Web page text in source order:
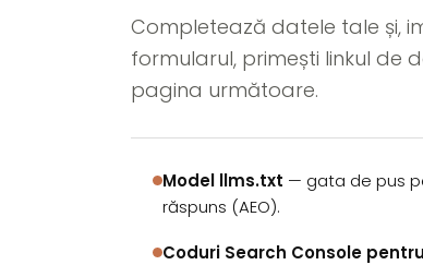
Completează datele tale și,
formularul, primești linkul de
pagina următoare.
Model llms.txt — gata de pus
răspuns (AEO).
Coduri Search Console